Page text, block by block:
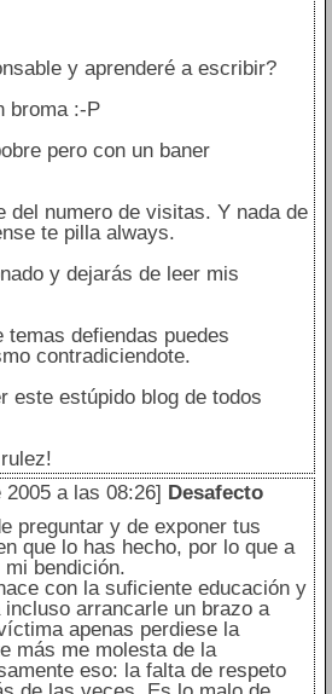
y aprenderé a escribir?
broma :-P
pero con un baner
del numero de visitas. Y nada de
te pilla always.
y dejarás de leer mis
temas defiendas puedes
contradiciendote.
este estúpido blog de todos
a las 08:26] Desafecto
preguntar y de exponer tus
que lo has hecho, por lo que a
bendición.
con la suficiente educación y
arrancarle un brazo a
apenas perdiese la
más me molesta de la
eso: la falta de respeto